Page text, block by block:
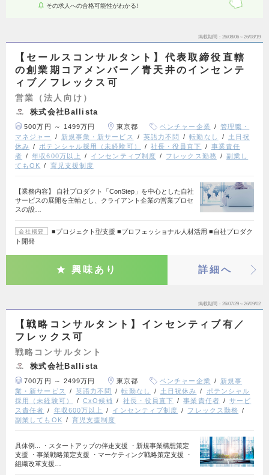
その求人への合格可能性がわかる!
掲載期間 26/08/06～26/08/19
【セールスコンサルタント】代表取締役直轄
の創業期コアメンバー／青天井のインセンテ
ィブ／フレックス可
営業（法人向け）
株式会社Ballista
500万円 ～ 1499万円 東京都 ベンチャー企業
管理職・
マネジャー
新規事業・新サービス 英語力不問 転勤なし
土日祝
休み
ポテンシャル採用（未経験可） 社長・役員直下
事業責任
者
年収600万以上 インセンティブ制度 フレックス勤務
副業し
てもOK
育児支援制度
【業務内容】 自社プロダクト「ConStep」を中心とした自社
サービスの展開を主軸とし、クライアント企業の営業プロセ
スの設…
会社概要
■プロジェクト型支援 ■プロフェッショナル人材活用 ■自社プロダク
ト開発
興味あり 詳細へ
掲載期間 26/07/29～26/09/02
【戦略コンサルタント】インセンティブ有／
フレックス可
戦略コンサルタント
株式会社Ballista
700万円 ～ 2499万円 東京都 ベンチャー企業
新規事
業・新サービス
英語力不問 転勤なし 土日祝休み
ポテンシャル
採用（未経験可）
CxO候補 社長・役員直下 事業責任者
サービ
ス責任者
年収600万以上 インセンティブ制度
フレックス勤務
副業してもOK
育児支援制度
具体例... ・スタートアップの伴走支援 ・新規事業構想策定
支援 ・事業戦略策定支援 ・マーケティング戦略策定支援 ・
組織改革支援…